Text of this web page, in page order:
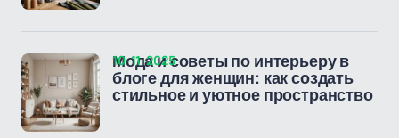
Мода и советы по интерьеру в
блоге для женщин: как создать
стильное и уютное пространство
10-11-2025